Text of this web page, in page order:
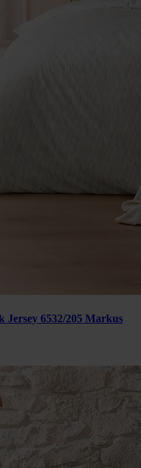
Jersey 6532/205 Markus